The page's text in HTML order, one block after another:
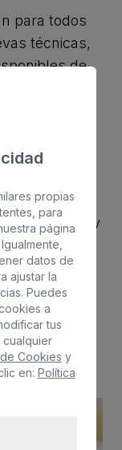
para todos
técnicas,
de
al
para
Los cursos
Mary
en
y
de
y Láser).
propias
para
página
datos de
ajustar la
Puedes
a
tus
Cookies y
en: Política